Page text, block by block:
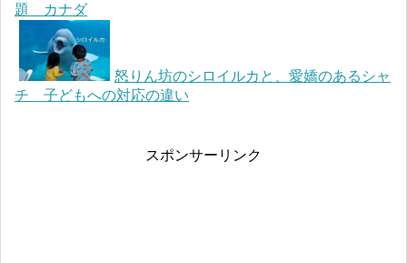
題 カナダ
怒りん坊のシロイルカと、愛嬌のあるシャ
チ 子どもへの対応の違い
スポンサーリンク